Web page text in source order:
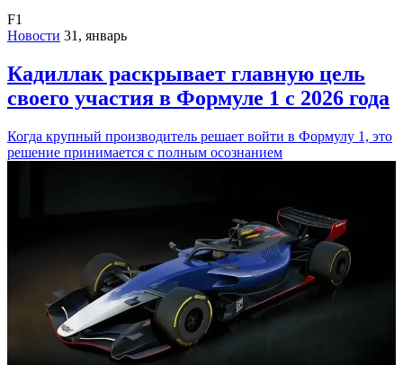
F1
Новости 31, январь
Кадиллак раскрывает главную цель
своего участия в Формуле 1 с 2026 года
Когда крупный производитель решает войти в Формулу 1, это
решение принимается с полным осознанием